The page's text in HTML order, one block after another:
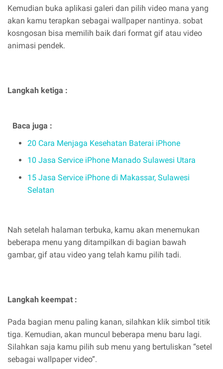
Kemudian buka aplikasi galeri dan pilih video mana yang
akan kamu terapkan sebagai wallpaper nantinya. sobat
kosngosan bisa memilih baik dari format gif atau video
animasi pendek.
Langkah ketiga :
Baca juga :
20 Cara Menjaga Kesehatan Baterai iPhone
10 Jasa Service iPhone Manado Sulawesi Utara
15 Jasa Service iPhone di Makassar, Sulawesi
Selatan
Nah setelah halaman terbuka, kamu akan menemukan
beberapa menu yang ditampilkan di bagian bawah
gambar, gif atau video yang telah kamu pilih tadi.
Langkah keempat :
Pada bagian menu paling kanan, silahkan klik simbol titik
tiga. Kemudian, akan muncul beberapa menu baru lagi.
Silahkan saja kamu pilih sub menu yang bertuliskan “setel
sebagai wallpaper video”.